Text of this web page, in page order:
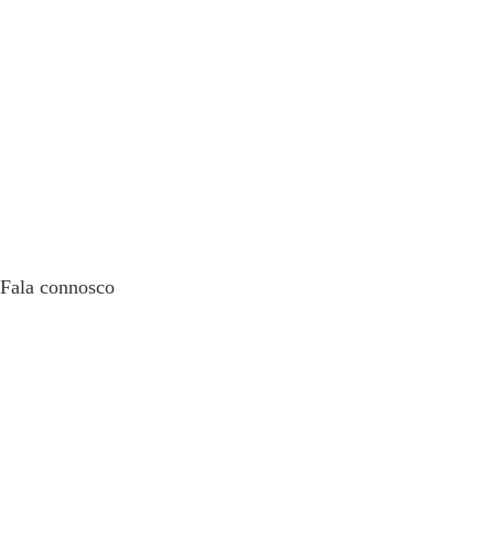
Fala connosco